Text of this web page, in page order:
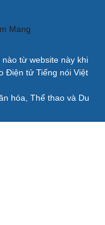
từ website này khi
Điện tử Tiếng nói Việt
hóa, Thể thao và Du